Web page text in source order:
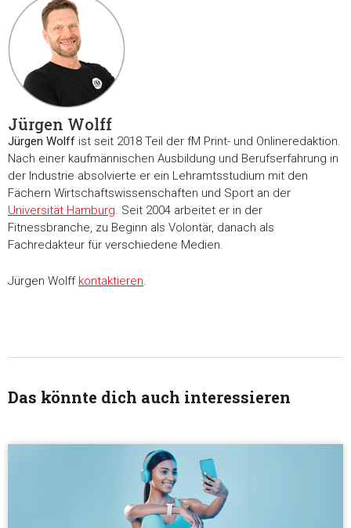
Marketing
Auswahl erlauben
Alle ablehnen
Jürgen Wolff
Jürgen Wolff ist seit 2018 Teil der fM Print- und Onlineredaktion.
Nach einer kaufmännischen Ausbildung und Berufserfahrung in
der Industrie absolvierte er ein Lehramtsstudium mit den
Fächern Wirtschaftswissenschaften und Sport an der
Universität Hamburg . Seit 2004 arbeitet er in der
Fitnessbranche, zu Beginn als Volontär, danach als
Fachredakteur für verschiedene Medien.
Jürgen Wolff kontaktieren.
Das könnte dich auch interessieren